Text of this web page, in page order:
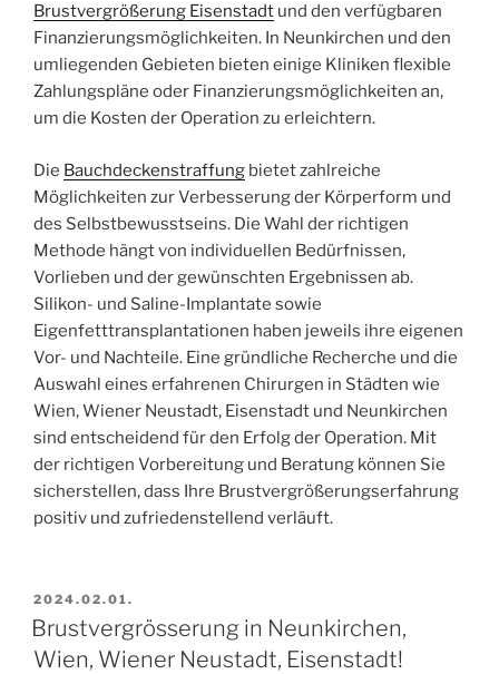
Brustvergrößerung Eisenstadt und den verfügbaren
Finanzierungsmöglichkeiten. In Neunkirchen und den
umliegenden Gebieten bieten einige Kliniken flexible
Zahlungspläne oder Finanzierungsmöglichkeiten an,
um die Kosten der Operation zu erleichtern.
Die Bauchdeckenstraffung bietet zahlreiche
Möglichkeiten zur Verbesserung der Körperform und
des Selbstbewusstseins. Die Wahl der richtigen
Methode hängt von individuellen Bedürfnissen,
Vorlieben und der gewünschten Ergebnissen ab.
Silikon- und Saline-Implantate sowie
Eigenfetttransplantationen haben jeweils ihre eigenen
Vor- und Nachteile. Eine gründliche Recherche und die
Auswahl eines erfahrenen Chirurgen in Städten wie
Wien, Wiener Neustadt, Eisenstadt und Neunkirchen
sind entscheidend für den Erfolg der Operation. Mit
der richtigen Vorbereitung und Beratung können Sie
sicherstellen, dass Ihre Brustvergrößerungserfahrung
positiv und zufriedenstellend verläuft.
BEKÜLDVE:
2024.02.01.
Brustvergrösserung in Neunkirchen,
Wien, Wiener Neustadt, Eisenstadt!